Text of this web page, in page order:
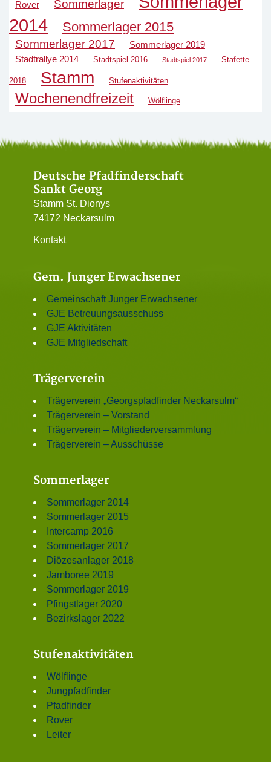
Rover Sommerlager
2014
Sommerlager 2015
Sommerlager 2017
Sommerlager 2019
Stadtrallye 2014
Stadtspiel 2016 Stadtspiel 2017 Stafette
2018 Stamm Stufenaktivitäten
Wochenendfreizeit Wölflinge
Deutsche Pfadfinderschaft
Sankt Georg
Stamm St. Dionys
74172 Neckarsulm
Kontakt
Gem. Junger Erwachsener
Gemeinschaft Junger Erwachsener
GJE Betreuungsausschuss
GJE Aktivitäten
GJE Mitgliedschaft
Trägerverein
Trägerverein „Georgspfadfinder Neckarsulm“
Trägerverein – Vorstand
Trägerverein – Mitgliederversammlung
Trägerverein – Ausschüsse
Sommerlager
Sommerlager 2014
Sommerlager 2015
Intercamp 2016
Sommerlager 2017
Diözesanlager 2018
Jamboree 2019
Sommerlager 2019
Pfingstlager 2020
Bezirkslager 2022
Stufenaktivitäten
Wölflinge
Jungpfadfinder
Pfadfinder
Rover
Leiter